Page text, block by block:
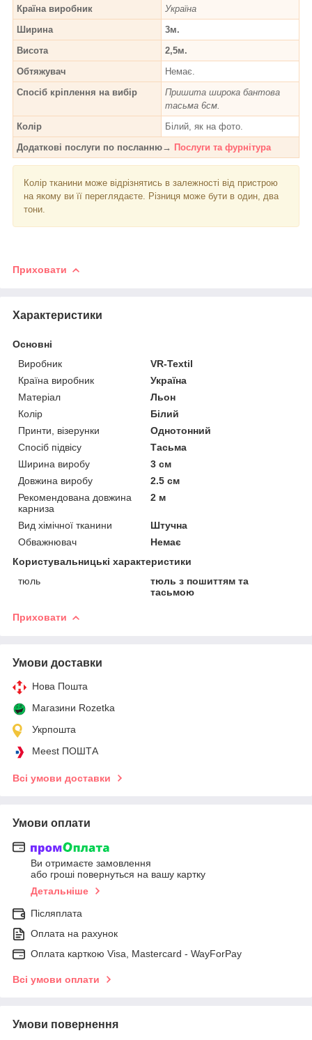
Країна виробник
Україна
Ширина
3м.
Висота
2,5м.
Обтяжувач
Немає.
Спосіб кріплення на вибір
Пришита широка бантова
тасьма 6см.
Колір
Білий, як на фото.
Додаткові послуги по посланню→ Послуги та фурнітура
Колір тканини може відрізнятись в залежності від пристрою
на якому ви її переглядаєте. Різниця може бути в один, два
тони.
Приховати
Характеристики
Основні
Виробник
VR-Textil
Країна виробник
Україна
Матеріал
Льон
Колір
Білий
Принти, візерунки
Однотонний
Спосіб підвісу
Тасьма
Ширина виробу
3 см
Довжина виробу
2.5 см
Рекомендована довжина
карниза
2 м
Вид хімічної тканини
Штучна
Обважнювач
Немає
Користувальницькі характеристики
тюль
тюль з пошиттям та
тасьмою
Приховати
Умови доставки
Нова Пошта
Магазини Rozetka
Укрпошта
Meest ПОШТА
Всі умови доставки
Умови оплати
Ви отримаєте замовлення
або гроші повернуться на вашу картку
Детальніше
Післяплата
Оплата на рахунок
Оплата карткою Visa, Mastercard - WayForPay
Всі умови оплати
Умови повернення